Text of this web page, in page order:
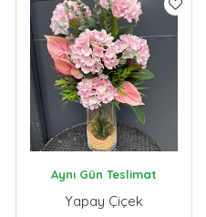
Aynı Gün Teslimat
Yapay Çiçek